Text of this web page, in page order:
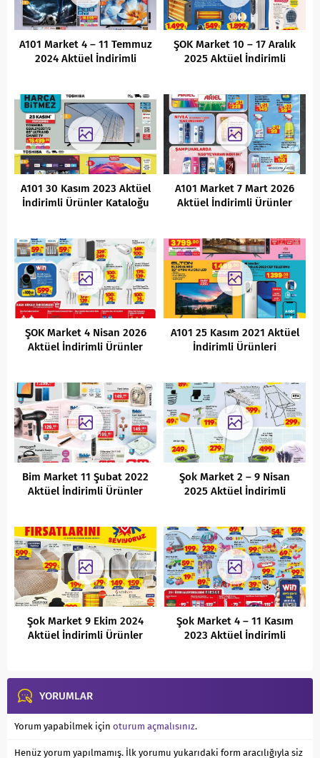
A101 Market 4 – 11 Temmuz
2024 Aktüel İndirimli
ŞOK Market 10 – 17 Aralık
2025 Aktüel İndirimli
A101 30 Kasım 2023 Aktüel
İndirimli Ürünler Kataloğu
A101 Market 7 Mart 2026
Aktüel İndirimli Ürünler
ŞOK Market 4 Nisan 2026
Aktüel İndirimli Ürünler
A101 25 Kasım 2021 Aktüel
İndirimli Ürünleri
Bim Market 11 Şubat 2022
Aktüel İndirimli Ürünler
Şok Market 2 – 9 Nisan
2025 Aktüel İndirimli
Şok Market 9 Ekim 2024
Aktüel İndirimli Ürünler
Şok Market 4 – 11 Kasım
2023 Aktüel İndirimli
YORUMLAR
Yorum yapabilmek için oturum açmalısınız.
Henüz yorum yapılmamış. İlk yorumu yukarıdaki form aracılığıyla siz